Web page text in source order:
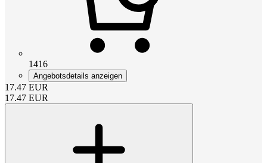
1416
Angebotsdetails anzeigen
17.47 EUR
17.47 EUR